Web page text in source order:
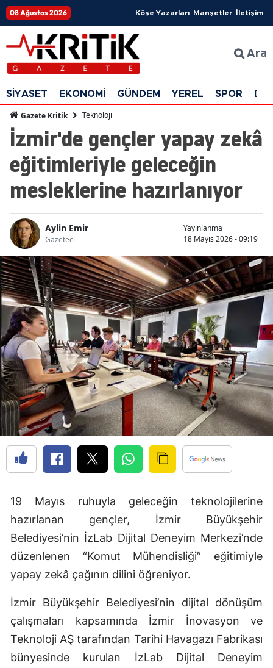
08 Ağustos 2026 Köşe Yazarları Manşetler İletişim
Ara
SİYASET EKONOMİ GÜNDEM YEREL SPOR
Gazete Kritik Teknoloji
İzmir'de gençler yapay zekâ
eğitimleriyle geleceğin
mesleklerine hazırlanıyor
Aylin Emir
Gazeteci
Yayınlanma
18 Mayıs 2026 - 09:19
19 Mayıs ruhuyla geleceğin teknolojilerine
hazırlanan gençler, İzmir Büyükşehir
Belediyesi’nin İzLab Dijital Deneyim Merkezi’nde
düzenlenen “Komut Mühendisliği” eğitimiyle
yapay zekâ çağının dilini öğreniyor.
İzmir Büyükşehir Belediyesi’nin dijital dönüşüm
çalışmaları kapsamında İzmir İnovasyon ve
Teknoloji AŞ tarafından Tarihi Havagazı Fabrikası
bünyesinde kurulan İzLab Dijital Deneyim